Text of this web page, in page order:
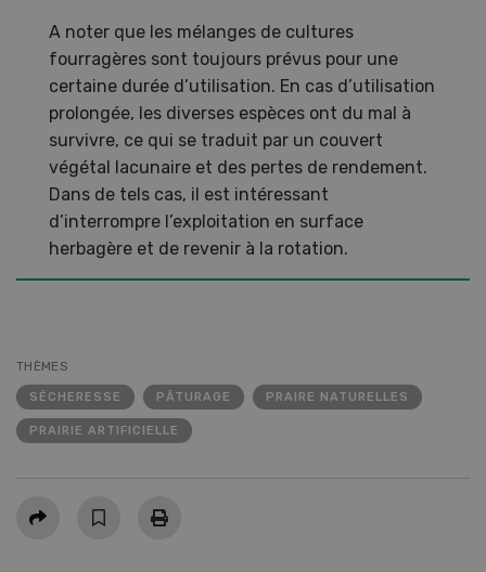
A noter que les mélanges de cultures
fourragères sont toujours prévus pour une
certaine durée d’utilisation. En cas d’utilisation
prolongée, les diverses espèces ont du mal à
survivre, ce qui se traduit par un couvert
végétal lacunaire et des pertes de rendement.
Dans de tels cas, il est intéressant
d’interrompre l’exploitation en surface
herbagère et de revenir à la rotation.
THÈMES
SÉCHERESSE PÂTURAGE PRAIRE NATURELLES
PRAIRIE ARTIFICIELLE
Partager